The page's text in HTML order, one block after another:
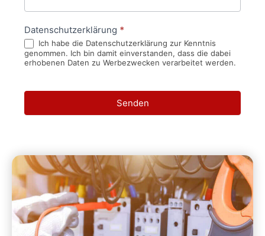
Datenschutzerklärung *
Ich habe die Datenschutzerklärung zur Kenntnis
genommen. Ich bin damit einverstanden, dass die dabei
erhobenen Daten zu Werbezwecken verarbeitet werden.
Senden